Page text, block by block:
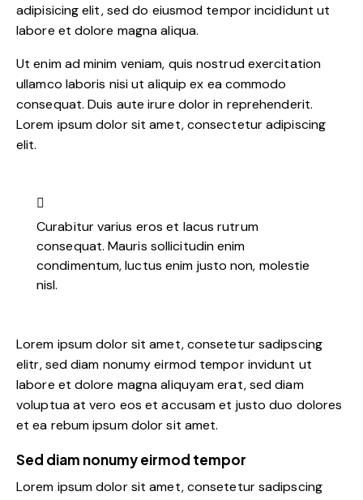
adipisicing elit, sed do eiusmod tempor incididunt ut
labore et dolore magna aliqua.
Ut enim ad minim veniam, quis nostrud exercitation
ullamco laboris nisi ut aliquip ex ea commodo
consequat. Duis aute irure dolor in reprehenderit.
Lorem ipsum dolor sit amet, consectetur adipiscing
elit.
Curabitur varius eros et lacus rutrum
consequat. Mauris sollicitudin enim
condimentum, luctus enim justo non, molestie
nisl.
Lorem ipsum dolor sit amet, consetetur sadipscing
elitr, sed diam nonumy eirmod tempor invidunt ut
labore et dolore magna aliquyam erat, sed diam
voluptua at vero eos et accusam et justo duo dolores
et ea rebum ipsum dolor sit amet.
Sed diam nonumy eirmod tempor
Lorem ipsum dolor sit amet, consetetur sadipscing